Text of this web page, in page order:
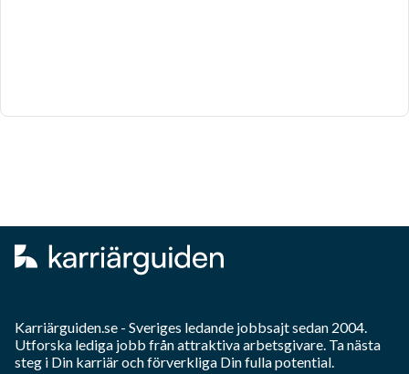
Karriärguiden.se - Sveriges ledande jobbsajt sedan 2004.
Utforska lediga jobb från attraktiva arbetsgivare. Ta nästa
steg i Din karriär och förverkliga Din fulla potential.